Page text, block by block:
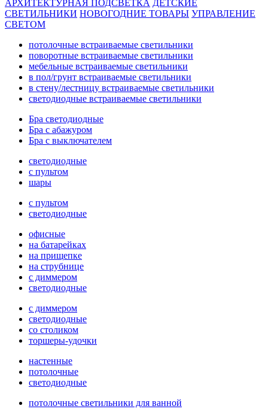
АРХИТЕКТУРНАЯ ПОДСВЕТКА ДЕТСКИЕ
СВЕТИЛЬНИКИ НОВОГОДНИЕ ТОВАРЫ УПРАВЛЕНИЕ
СВЕТОМ
потолочные встраиваемые светильники
поворотные встраиваемые светильники
мебельные встраиваемые светильники
в пол/грунт встраиваемые светильники
в стену/лестницу встраиваемые светильники
светодиодные встраиваемые светильники
Бра светодиодные
Бра с абажуром
Бра с выключателем
светодиодные
с пультом
шары
с пультом
светодиодные
офисные
на батарейках
на прищепке
на струбнице
с диммером
светодиодные
с диммером
светодиодные
со столиком
торшеры-удочки
настенные
потолочные
светодиодные
потолочные светильники для ванной